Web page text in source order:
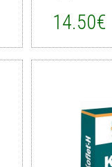
14.50€